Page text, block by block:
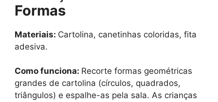
Formas
Materiais: Cartolina, canetinhas coloridas, fita
adesiva.
Como funciona: Recorte formas geométricas
grandes de cartolina (círculos, quadrados,
triângulos) e espalhe-as pela sala. As crianças